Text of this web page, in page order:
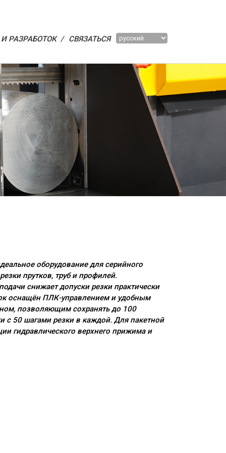
РАЗРАБОТОК / СВЯЗАТЬСЯ
оборудование для серийного
прутков, труб и профилей.
снижает допуски резки практически
оснащён ПЛК-управлением и удобным
позволяющим сохранять до 100
с 50 шагами резки в каждой. Для пакетной
гидравлического верхнего прижима и